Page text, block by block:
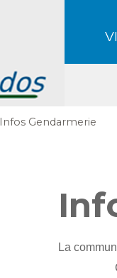
Infos Gendarmerie
La